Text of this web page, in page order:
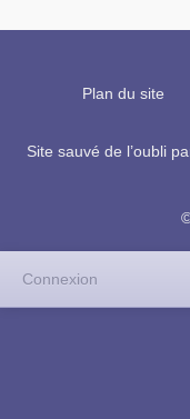
Plan du site
Site sauvé de l’oubli
Connexion